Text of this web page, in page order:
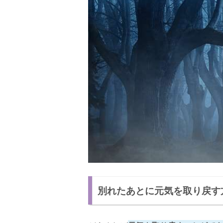
方法④ 復縁する前にしっかり考える
元彼の気持ちを見極める方法
方法① LINEをする
方法② SNSを活用する
方法③ 直接会う
方法④ 共通の知人に頼る
新しい恋に進む方法
方法② 自分磨きをする
別れたあとに元気を取り戻